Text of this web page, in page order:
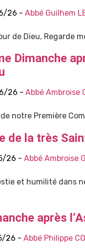
26 - Abbé Guilhem
de Dieu, Regarde
Dimanche
26 - Abbé Ambroise
notre Première
de la très
26 - Abbé Ambroise
et humilité dans
après
26 - Abbé Philippe